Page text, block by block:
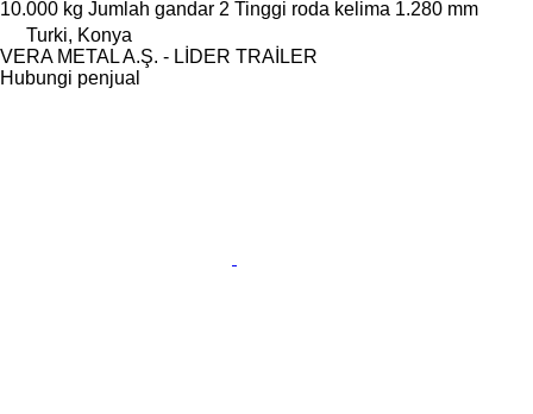
10.000 kg Jumlah gandar 2 Tinggi roda kelima 1.280 mm
Turki, Konya
VERA METAL A.Ş. - LİDER TRAİLER
Hubungi penjual